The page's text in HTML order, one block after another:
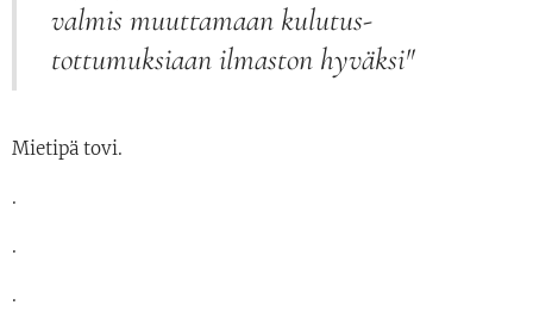
valmis muuttamaan kulutus­
tottumuksiaan ilmaston hyväksi"
Mietipä tovi.
.
.
.